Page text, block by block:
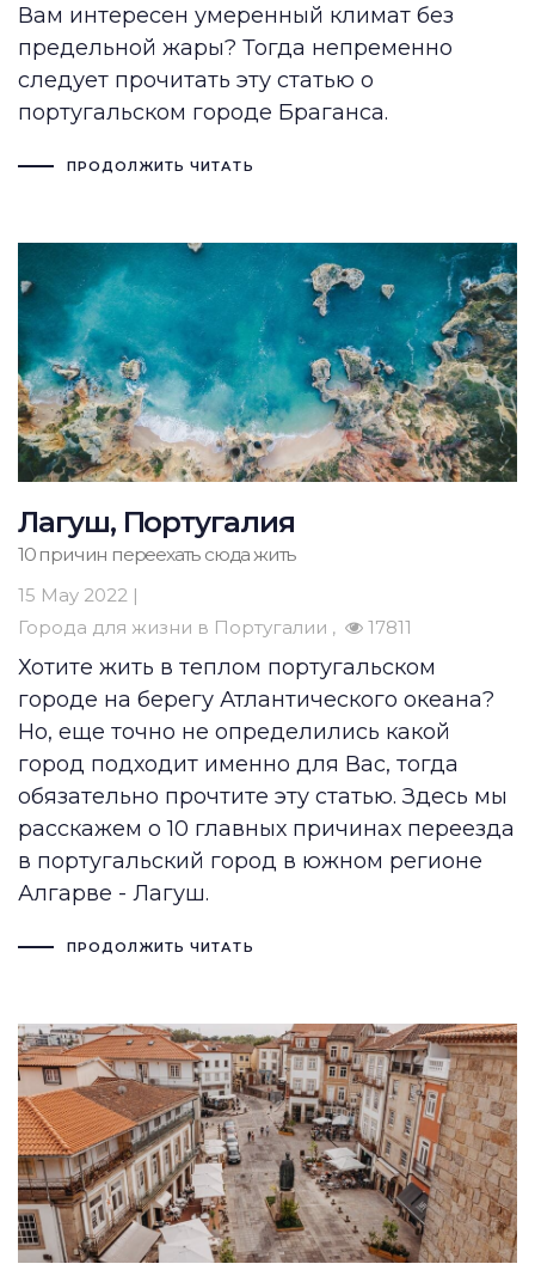
Вам интересен умеренный климат без
предельной жары? Тогда непременно
следует прочитать эту статью о
португальском городе Браганса.
ПРОДОЛЖИТЬ ЧИТАТЬ
Лагуш, Португалия
10 причин переехать сюда жить
15 May 2022 |
Города для жизни в Португалии
17811
Хотите жить в теплом португальском
городе на берегу Атлантического океана?
Но, еще точно не определились какой
город подходит именно для Вас, тогда
обязательно прочтите эту статью. Здесь мы
расскажем о 10 главных причинах переезда
в португальский город в южном регионе
Алгарве - Лагуш.
ПРОДОЛЖИТЬ ЧИТАТЬ